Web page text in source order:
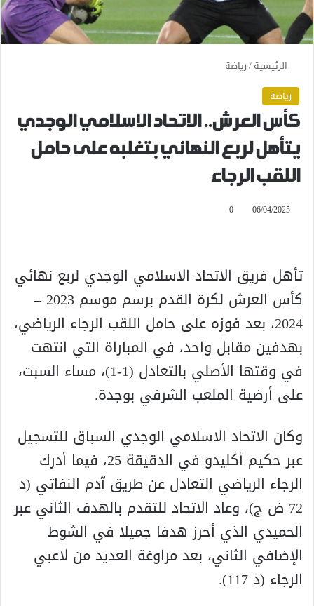
الرئيسية/رياضة
رياضة
كأس العرش.. الاتحاد الاسلامي الوجدي
يتأهل لربع النهائي بتغلبه على حامل
اللقب الرجاء
06/04/2025
0
تأهل فريق الاتحاد الاسلامي الوجدي لربع نهائي
كأس العرش لكرة القدم برسم موسم 2023 –
2024، بعد فوزه على حامل اللقب الرجاء الرياضي،
بهدفين مقابل واحد، في المباراة التي انتهت
في وقتها الأصلي بالتعادل (1-1)، مساء السبت،
على أرضية الملعب الشرفي بوجدة.
وكان الاتحاد الاسلامي الوجدي السباق للتسجيل
عبر حكيم أكليدو في الدقيقة 25، فيما أدرك
الرجاء الرياضي التعادل عن طريق آدم النفاتي (د
72 ض ج)، وعاد الاتحاد للتقدم بالهدف الثاني عبر
الحميدي الذي أحرز هدفا جميلا في الشوط
الإضافي الثاني، بعد مراوغة العديد من لاعبي
الرجاء (د 117).